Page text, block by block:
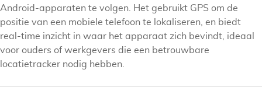
Android-apparaten te volgen. Het gebruikt GPS om de
positie van een mobiele telefoon te lokaliseren, en biedt
real-time inzicht in waar het apparaat zich bevindt, ideaal
voor ouders of werkgevers die een betrouwbare
locatietracker nodig hebben.